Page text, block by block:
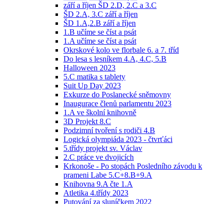
září a říjen ŠD 2.D, 2.C a 3.C
ŠD 2.A, 3.C září a říjen
ŠD 1.A,2.B září a říjen
1.B učíme se číst a psát
1.A učíme se číst a psát
Okrskové kolo ve florbale 6. a 7. tříd
Do lesa s lesníkem 4.A, 4.C, 5.B
Halloween 2023
5.C matika s tablety
Suit Up Day 2023
Exkurze do Poslanecké sněmovny
Inaugurace členů parlamentu 2023
1.A ve školní knihovně
3D Projekt 8.C
Podzimní tvoření s rodiči 4.B
Logická olympiáda 2023 - čtvrťáci
5.třídy projekt sv. Václav
2.C práce ve dvojicích
Krkonoše - Po stopách Posledního závodu k
prameni Labe 5.C+8.B+9.A
Knihovna 9.A čte 1.A
Atletika 4.třídy 2023
Putování za sluníčkem 2022